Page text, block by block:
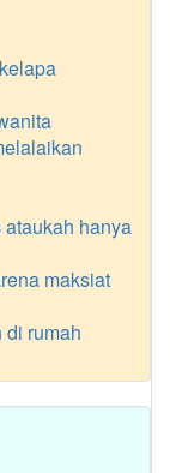
hanya
maksiat
rumah